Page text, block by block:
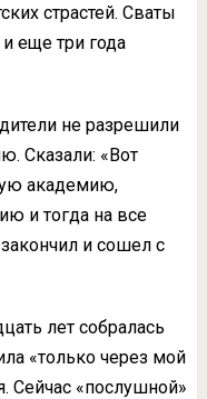
страстей. Сваты
еще три года
не разрешили
Сказали: «Вот
академию,
и тогда на все
и сошел с
лет собралась
«только через мой
Сейчас «послушной»